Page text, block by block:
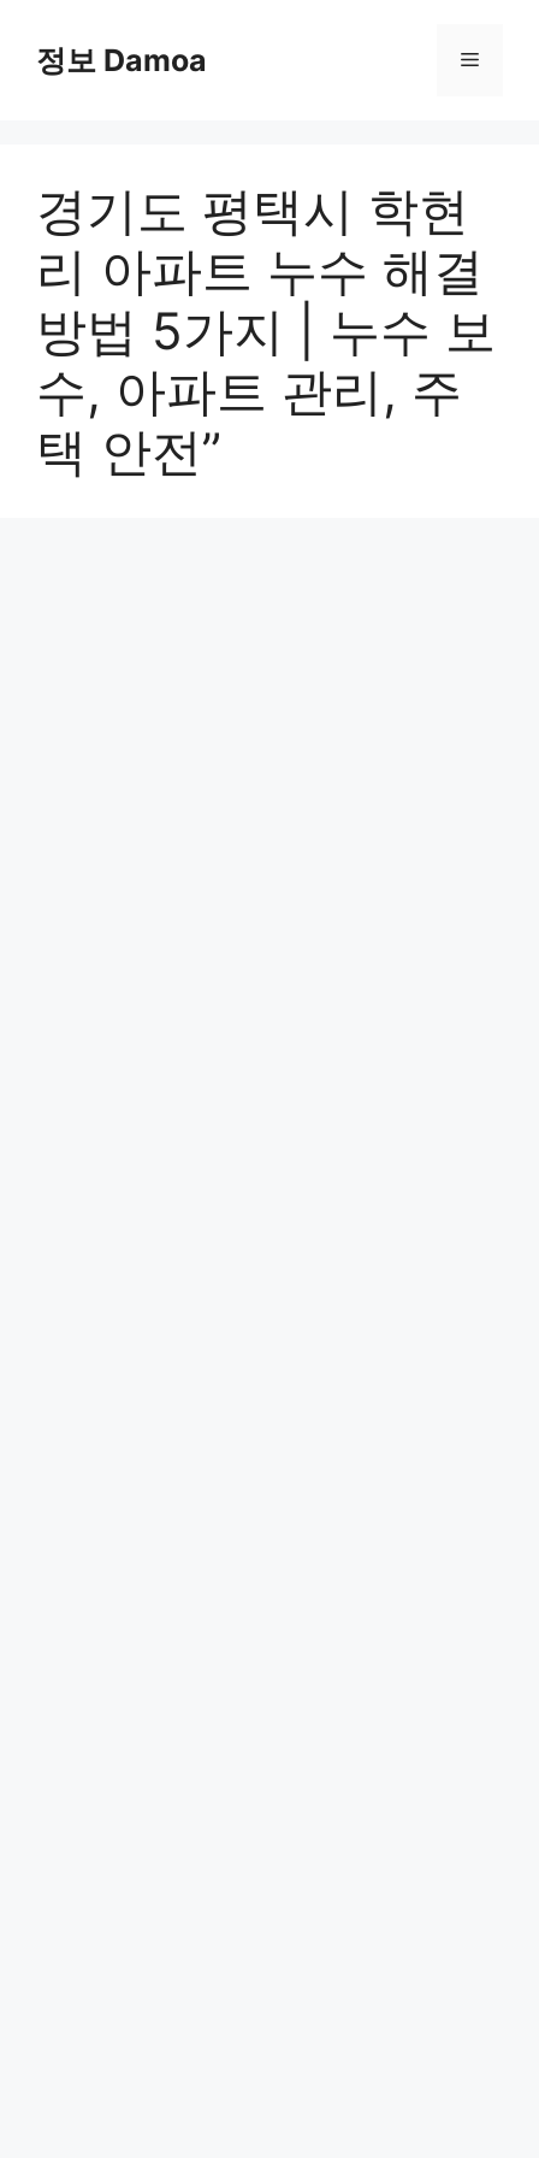
content정보 Damoa Menu
경기도 평택시 학현
리 아파트 누수 해결
방법 5가지 | 누수 보
수, 아파트 관리, 주
택 안전”